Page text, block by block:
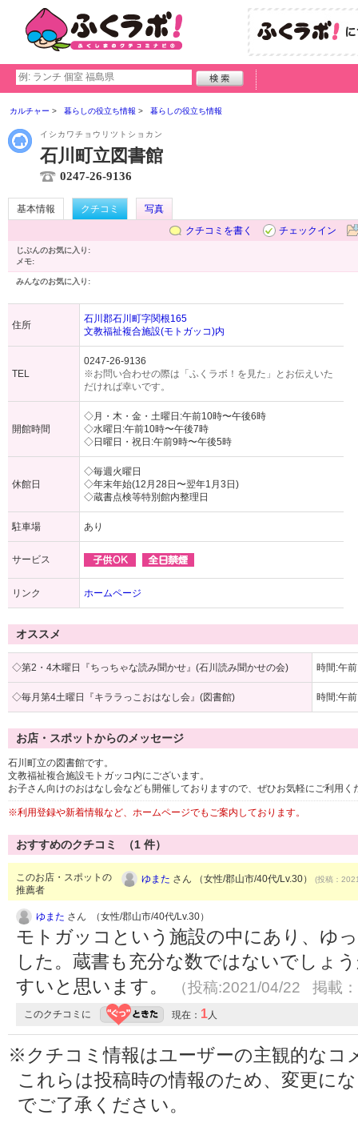
カルチャー 暮らしの役立ち情報 暮らしの役立ち情報
イシカワチョウリツトショカン
石川町立図書館
0247-26-9136
基本情報 クチコミ
写真
クチコミを書く
チェックイン
じぶんのお気に入り:
メモ:
みんなのお気に入り:
住所
石川郡石川町字関根165
文教福祉複合施設(モトガッコ)内
TEL
0247-26-9136
※お問い合わせの際は「ふくラボ！を見た」とお伝えいた
だければ幸いです。
開館時間
◇月・木・金・土曜日:午前10時〜午後6時
◇水曜日:午前10時〜午後7時
◇日曜日・祝日:午前9時〜午後5時
休館日
◇毎週火曜日
◇年末年始(12月28日〜翌年1月3日)
◇蔵書点検等特別館内整理日
駐車場 あり
サービス
リンク ホームページ
オススメ
◇第2・4木曜日『ちっちゃな読み聞かせ』(石川読み聞かせの会) 時間:午
◇毎月第4土曜日『キララっこおはなし会』(図書館) 時間:午
お店・スポットからのメッセージ
石川町立の図書館です。
文教福祉複合施設モトガッコ内にございます。
お子さん向けのおはなし会なども開催しておりますので、ぜひお気軽にご利用く
※利用登録や新着情報など、ホームページでもご案内しております。
おすすめのクチコミ （1 件）
このお店・スポットの
推薦者
ゆまた さん （女性/郡山市/40代/Lv.30） (投稿：
ゆまた さん （女性/郡山市/40代/Lv.30）
モトガッコという施設の中にあり、ゆ
した。蔵書も充分な数ではないでしょ
すいと思います。
（投稿:2021/04/22 掲載
このクチコミに 現在： 1人
※クチコミ情報はユーザーの主観的なコ
これらは投稿時の情報のため、変更に
でご了承ください。